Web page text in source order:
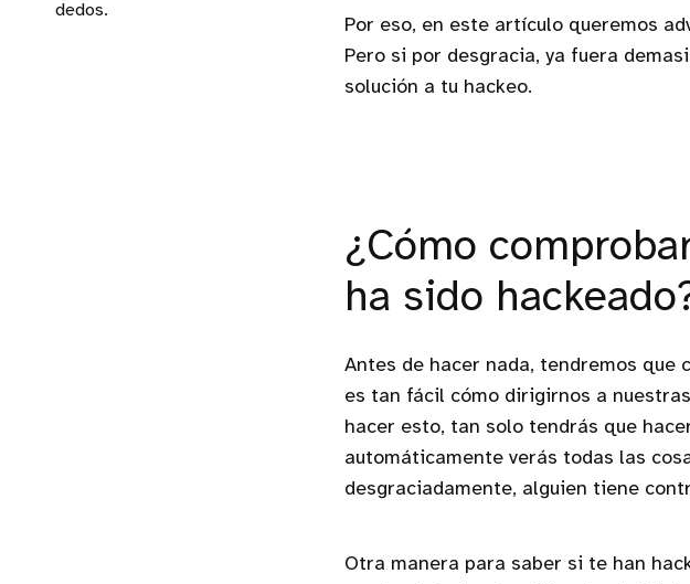
dedos.
Por eso, en este artículo queremos
Pero si por desgracia, ya fuera
solución a tu hackeo.
¿Cómo
ha sido
Antes de hacer nada, tendremos que
es tan fácil cómo dirigirnos a
hacer esto, tan solo tendrás que
automáticamente verás todas las
desgraciadamente, alguien tiene
Otra manera para saber si te han